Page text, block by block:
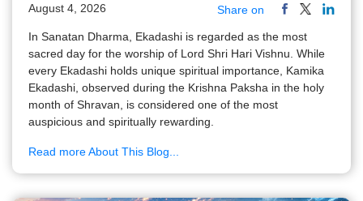
August 4, 2026 Share on
In Sanatan Dharma, Ekadashi is regarded as the most
sacred day for the worship of Lord Shri Hari Vishnu. While
every Ekadashi holds unique spiritual importance, Kamika
Ekadashi, observed during the Krishna Paksha in the holy
month of Shravan, is considered one of the most
auspicious and spiritually rewarding.
Read more About This Blog...